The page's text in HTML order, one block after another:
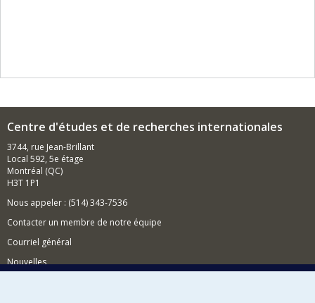
Centre d'études et de recherches internationales
3744, rue Jean-Brillant
Local 592, 5e étage
Montréal (QC)
H3T 1P1
Nous appeler : (514) 343-7536
Contacter un membre de notre équipe
Courriel général
Nouvelles